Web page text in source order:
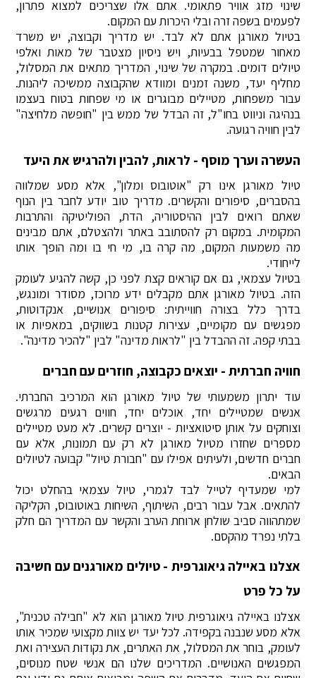
שינוי מזג אוויר פתאומי. אתם אלו שצריכים למצוא פתרון,
לפעמים בשפה זרה ובלי היכרות עם המקום.
בטיול מאורגן אתם לא לבד. יש מדריך וקבוצה, יש משרד
מאחור שמטפל בבעיות, ויש ניסיון מצטבר של מאות ואלפי
טיולים דומים. במקרה של שינוי, המדריך מתאים את המסלול,
מחליף יעד, משנה זמנים ומוודא שהקבוצה ממשיכה ליהנות.
עבור משפחות, מטיילים מבוגרים או מי שפחות בטוח בעצמו
בנהיגה וניווט בחו"ל, זה הבדל של ממש בין "חופשה מלחיצה"
לבין חוויה רגועה.
העשרה וערך מוסף - לראות, להבין ולהרגיש את היעד
טיול מאורגן אינו רק "אוטובוס ומלון", אלא מסע שמלווה
בהסברים, סיפורים והקשרים. מדריך טוב יודע לחבר בין הנוף
שאתם רואים לבין ההיסטוריה, הדת, הפוליטיקה והתרבות
המקומית. במקום רק להסתובב באתר ולהצטלם, אתם מבינים
מה משמעות המקום, מה קרה בו, מי חי בו ומה הופך אותו
לייחודי.
בטיול עצמאי, גם אם קוראים קצת לפני כן, קשה להגיע לעומק
הזה. בטיול מאורגן אתם מקבלים ידע מרוכז, מסודר ומונגש,
בדרך כלל בצורה חווייתית: סיפורים אנושיים, אנקדוטות,
מפגשים עם מקומיים, עצירות קטנות בשווקים, במאפיות או
בבתי קפה. זה ההבדל בין "לראות מדינה" לבין "להכיר מדינה".
חוויה חברתית - יוצאים כקבוצה, חוזרים עם חברים
עוד יתרון משמעותי של טיול מאורגן הוא המרכיב החברתי.
אנשים שמטיילים יחד, אוכלים יחד, חווים רגעים מרגשים
וצוחקים על אותן סיטואציות - יוצרים קשרים. לא מעט מטיילים
מספרים שחזרו מטיול מאורגן לא רק עם תמונות, אלא עם
חברים חדשים, ולעיתים אפילו עם "חבורת טיול" קבועה לטיולים
הבאים.
למי שמעדיף לטייל לבד לגמרי, טיול עצמאי בהחלט יכול
להתאים. אבל עבור רבים, השיתוף, השיחות באוטובוס, הקליקה
שמתהווה סביב שולחן ארוחת הערב והקשר עם המדריך הם חלק
בלתי נפרד מהקסם.
אצלנו באיילה גיאוגרפית - טיולים מאורגנים עם חשיבה
על כל פרט
אצלנו באיילה גיאוגרפית טיול מאורגן הוא לא "חבילה טכנית",
אלא מסע שנבנה בקפידה. לכל יעד יש צוות מקצועי שמכיר אותו
לעומק, בוחר את המסלול, את האתרים, את נקודות העצירה ואת
המפגשים האנושיים. המדריכים שלנו הם אנשי שטח מנוסים,